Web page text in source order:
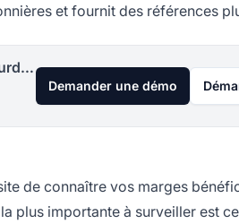
et fournit des références
Lancez votre programme d'affiliation aujourd'hui
Demander une démo
de connaître vos marges
plus importante à surveiller est